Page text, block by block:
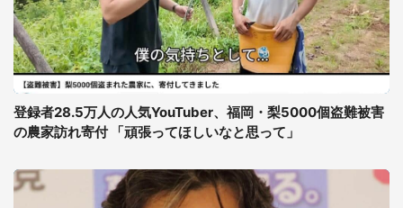
登録者28.5万人の人気YouTuber、福岡・梨5000個盗難被害
の農家訪れ寄付 「頑張ってほしいなと思って」